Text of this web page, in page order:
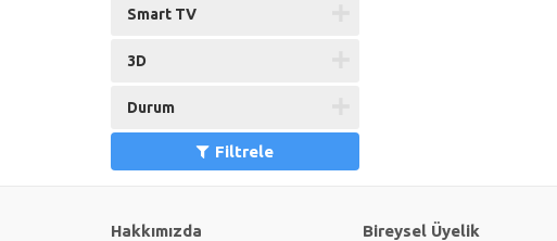
Smart TV
3D
Durum
Filtrele
Hakkımızda Bireysel Üyelik